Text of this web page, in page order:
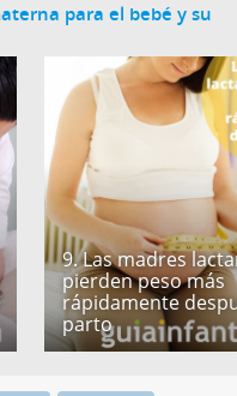
para el bebé y su
9. Las madres
pierden peso más
rápidamente
parto